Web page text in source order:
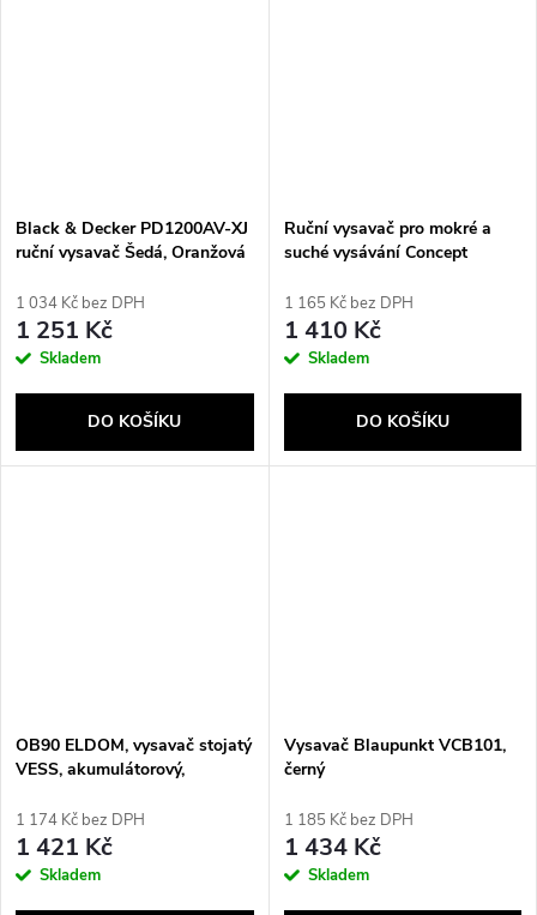
Black & Decker PD1200AV-XJ
ruční vysavač Šedá, Oranžová
1 034 Kč bez DPH
1 251 Kč
Skladem
DO KOŠÍKU
Ruční vysavač pro mokré a
suché vysávání Concept
1 165 Kč bez DPH
1 410 Kč
Skladem
DO KOŠÍKU
OB90 ELDOM, vysavač stojatý
VESS, akumulátorový,
1 174 Kč bez DPH
1 421 Kč
Skladem
Vysavač Blaupunkt VCB101,
černý
1 185 Kč bez DPH
1 434 Kč
Skladem